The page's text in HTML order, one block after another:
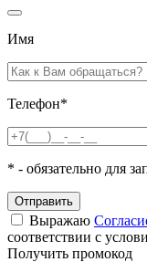
Имя
Телефон*
* - обязательно для
Отправить
Выражаю
соответствии с
Получить промокод